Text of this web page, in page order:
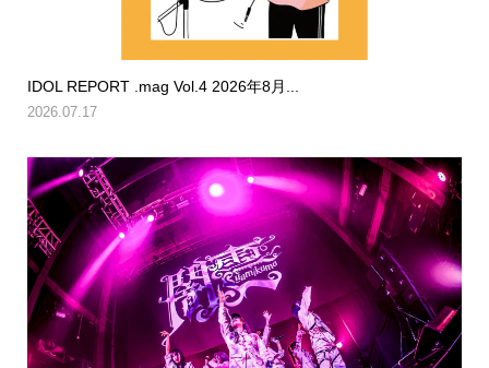
IDOL REPORT .mag Vol.4 2026年8月...
2026.07.17